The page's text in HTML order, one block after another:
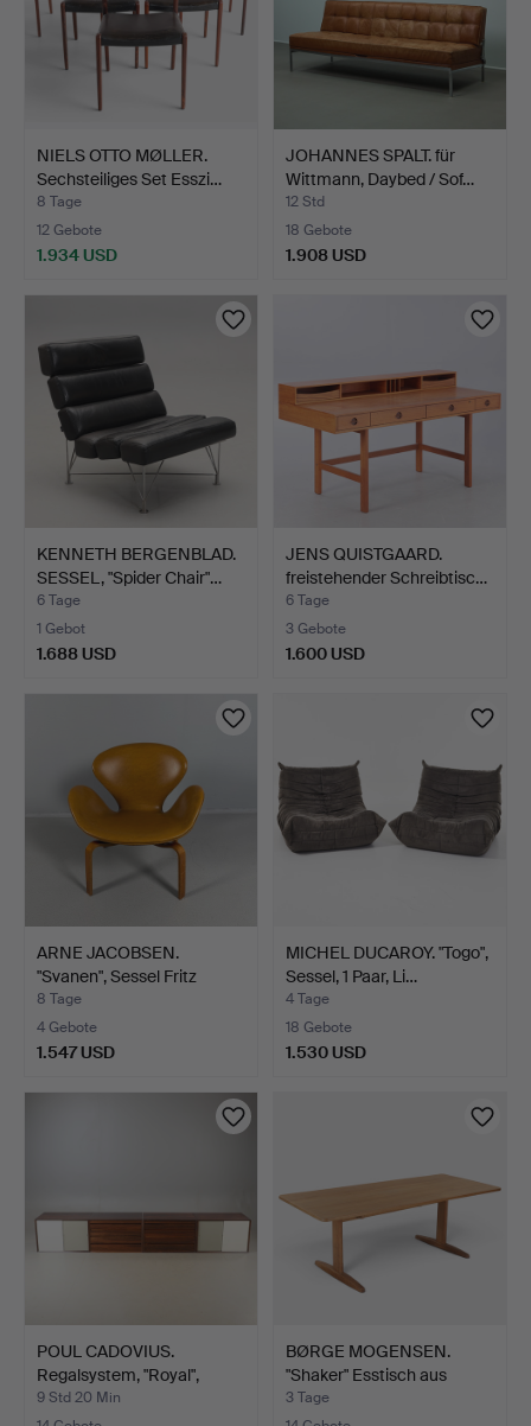
NIELS OTTO MØLLER.
Sechsteiliges Set Esszi…
8 Tage
12 Gebote
1.934 USD
JOHANNES SPALT. für
Wittmann, Daybed / Sof…
12 Std
18 Gebote
1.908 USD
KENNETH BERGENBLAD.
SESSEL, "Spider Chair"…
6 Tage
1 Gebot
1.688 USD
JENS QUISTGAARD.
freistehender Schreibtisc…
6 Tage
3 Gebote
1.600 USD
ARNE JACOBSEN.
"Svanen", Sessel Fritz
Hans…
8 Tage
4 Gebote
1.547 USD
MICHEL DUCAROY. "Togo",
Sessel, 1 Paar, Li…
4 Tage
18 Gebote
1.530 USD
POUL CADOVIUS.
Regalsystem, "Royal",
Palis…
9 Std 20 Min
BØRGE MOGENSEN.
"Shaker" Esstisch aus
mass…
3 Tage